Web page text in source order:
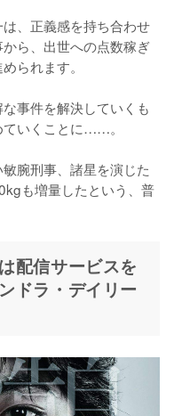
、正義感を持ち合わせ
ら、出世への点数稼ぎ
られます。
事件を解決していくも
いくことに……。
腕刑事、諸星を演じた
も増量したという、普
配信サービスを
ドラ・デイリー